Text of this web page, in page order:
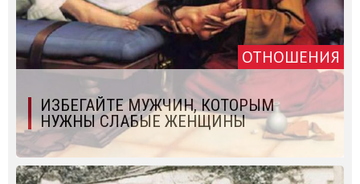
ОТНОШЕНИЯ
ИЗБЕГАЙТЕ МУЖЧИН, КОТОРЫМ
НУЖНЫ СЛАБЫЕ ЖЕНЩИНЫ